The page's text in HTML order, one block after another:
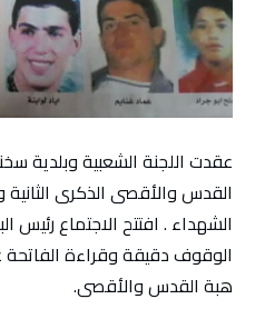
عقدت اللجنة الشعبية وبلدية
القدس والأقصى الذكرى
الشهداء . افتتح الاجتماع رئيس
الوقوف دقيقة وقراءة
هبة القدس والأقصى.